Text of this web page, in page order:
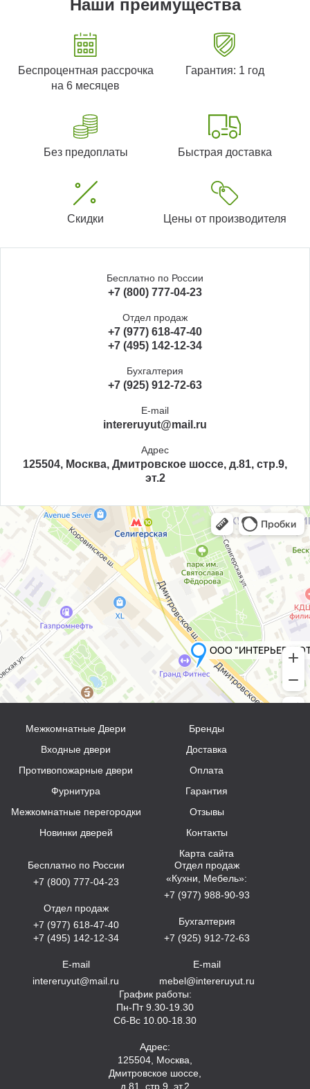
Наши преимущества
Беспроцентная рассрочка
на 6 месяцев
Гарантия: 1 год
Без предоплаты Быстрая доставка
Скидки Цены от производителя
Бесплатно по России
+7 (800) 777-04-23
Отдел продаж
+7 (977) 618-47-40
+7 (495) 142-12-34
Бухгалтерия
+7 (925) 912-72-63
E-mail
intereruyut@mail.ru
Адрес
125504, Москва, Дмитровское шоссе, д.81, стр.9,
эт.2
Межкомнатные Двери
Входные двери
Противопожарные двери
Фурнитура
Межкомнатные перегородки
Новинки дверей
Бренды
Доставка
Оплата
Гарантия
Отзывы
Контакты
Карта сайта
Бесплатно по России
+7 (800) 777-04-23
Отдел продаж
+7 (977) 618-47-40
+7 (495) 142-12-34
E-mail
intereruyut@mail.ru
Отдел продаж
«Кухни, Мебель»:
+7 (977) 988-90-93
Бухгалтерия
+7 (925) 912-72-63
E-mail
mebel@intereruyut.ru
График работы:
Пн-Пт 9.30-19.30
Сб-Вс 10.00-18.30
Адрес:
125504, Москва,
Дмитровское шоссе,
д.81, стр.9, эт.2